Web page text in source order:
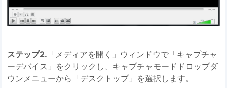
ステップ2. 「メディアを開く」ウィンドウで「キャプチャ
ーデバイス」をクリックし、キャプチャモードドロップダ
ウンメニューから「デスクトップ」を選択します。